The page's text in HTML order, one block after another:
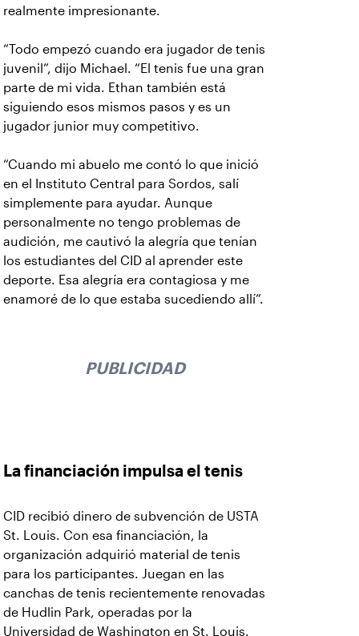
realmente impresionante.
“Todo empezó cuando era jugador de tenis
juvenil”, dijo Michael. “El tenis fue una gran
parte de mi vida. Ethan también está
siguiendo esos mismos pasos y es un
jugador junior muy competitivo.
“Cuando mi abuelo me contó lo que inició
en el Instituto Central para Sordos, salí
simplemente para ayudar. Aunque
personalmente no tengo problemas de
audición, me cautivó la alegría que tenían
los estudiantes del CID al aprender este
deporte. Esa alegría era contagiosa y me
enamoré de lo que estaba sucediendo allí”.
PUBLICIDAD
La financiación impulsa el tenis
CID recibió dinero de subvención de USTA
St. Louis. Con esa financiación, la
organización adquirió material de tenis
para los participantes. Juegan en las
canchas de tenis recientemente renovadas
de Hudlin Park, operadas por la
Universidad de Washington en St. Louis.